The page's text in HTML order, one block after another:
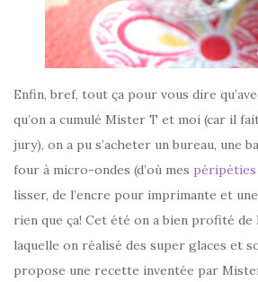
Enfin, bref, tout ça pour vous dire
qu’on a cumulé Mister T et moi (car il
jury), on a pu s’acheter un bureau, une
four à micro-ondes (d’où mes péripéties
lisser, de l’encre pour imprimante et une
rien que ça! Cet été on a bien profité de
laquelle on réalisé des super glaces et
propose une recette inventée par